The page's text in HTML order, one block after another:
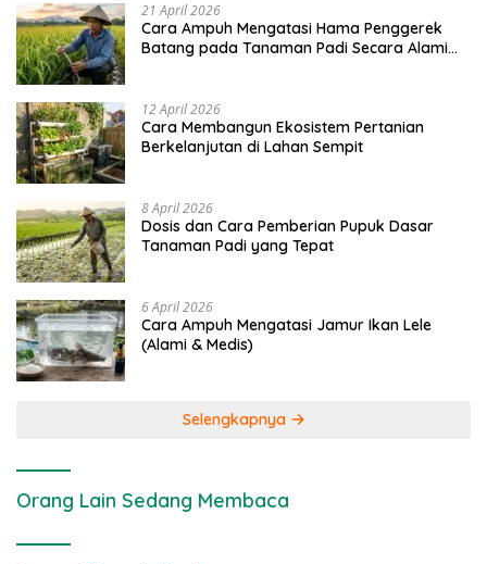
21 April 2026
Cara Ampuh Mengatasi Hama Penggerek
Batang pada Tanaman Padi Secara Alami
12 April 2026
Cara Membangun Ekosistem Pertanian
Berkelanjutan di Lahan Sempit
8 April 2026
Dosis dan Cara Pemberian Pupuk Dasar
Tanaman Padi yang Tepat
6 April 2026
Cara Ampuh Mengatasi Jamur Ikan Lele
(Alami & Medis)
Selengkapnya
Orang Lain Sedang Membaca